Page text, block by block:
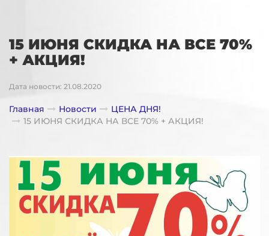
15 ИЮНЯ СКИДКА НА ВСЕ 70%
+ АКЦИЯ!
Дата новости: 21.08.2020
Главная Новости
ЦЕНА ДНЯ!
15 ИЮНЯ СКИДКА НА ВСЕ 70% + АКЦИЯ!